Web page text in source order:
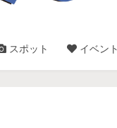
スポット イベント